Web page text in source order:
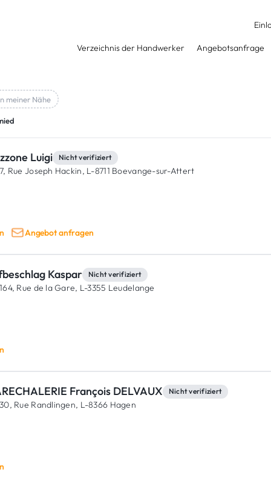
Verzeichnis der Handwerker Angebotsanfrage
meiner Nähe
Luigi Nicht verifiziert
7, Rue Joseph Hackin, L-8711 Boevange-sur-Attert
Angebot anfragen
Kaspar Nicht verifiziert
164, Rue de la Gare, L-3355 Leudelange
François DELVAUX Nicht verifiziert
30, Rue Randlingen, L-8366 Hagen